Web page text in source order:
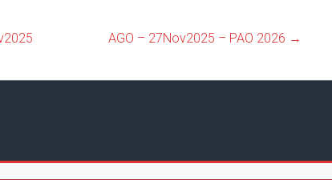
AGO – 27Nov2025 – PAO 2026 →